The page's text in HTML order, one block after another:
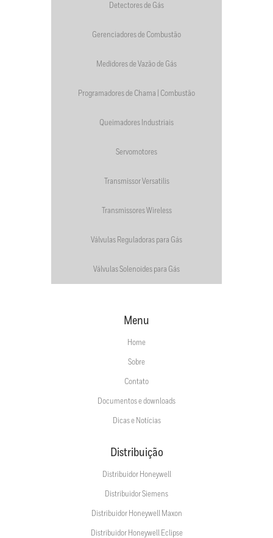
Detectores de Gás
Gerenciadores de Combustão
Medidores de Vazão de Gás
Programadores de Chama | Combustão
Queimadores Industriais
Servomotores
Transmissor Versatilis
Transmissores Wireless
Válvulas Reguladoras para Gás
Válvulas Solenoides para Gás
Menu
Home
Sobre
Contato
Documentos e downloads
Dicas e Notícias
Distribuição
Distribuidor Honeywell
Distribuidor Siemens
Distribuidor Honeywell Maxon
Distribuidor Honeywell Eclipse